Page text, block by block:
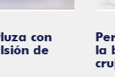
Perrito de
la barbacoa
crujiente,